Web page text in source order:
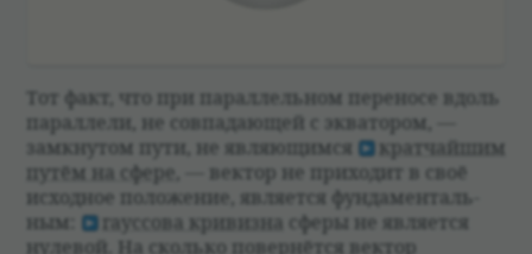
Тот факт, что при парал­лель­ном пере­носе вдоль
парал­лели, не совпа­дающей с эква­то­ром, —
замкну­том пути, не являющимся
крат­чайшим
путём на сфере , — век­тор не при­хо­дит в своё
исход­ное положе­ние, явля­ется фун­дамен­таль­
ным:
гаус­сова кри­визна сферы не явля­ется
нуле­вой. На сколько повер­нётся век­тор